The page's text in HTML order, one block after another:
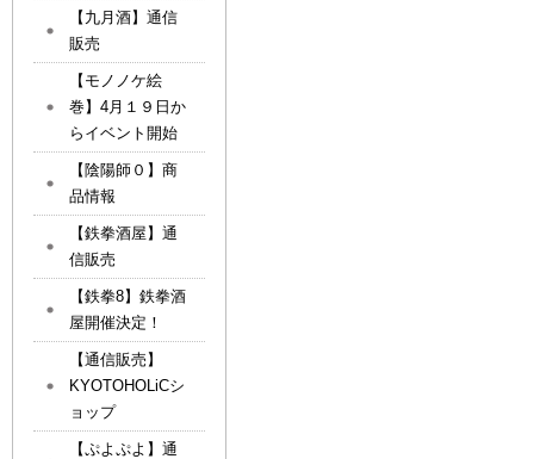
【九月酒】通信
販売
【モノノケ絵
巻】4月１９日か
らイベント開始
【陰陽師０】商
品情報
【鉄拳酒屋】通
信販売
【鉄拳8】鉄拳酒
屋開催決定！
【通信販売】
KYOTOHOLiCシ
ョップ
【ぷよぷよ】通